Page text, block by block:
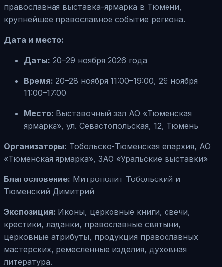
православная выставка-ярмарка в Тюмени,
крупнейшее православное событие региона.
Дата и место:
Даты: 20–29 ноября 2026 года
Время: 20–28 ноября 11:00–19:00, 29 ноября
11:00–17:00
Место: Выставочный зал АО «Тюменская
ярмарка», ул. Севастопольская, 12, Тюмень
Организаторы: Тобольско-Тюменская епархия, АО
«Тюменская ярмарка», ЗАО «Уральские выставки»
Благословение: Митрополит Тобольский и
Тюменский Димитрий
Экспозиция: Иконы, церковные книги, свечи,
крестики, ладанки, православные святыни,
церковные атрибуты, продукция православных
мастерских, ремесленные изделия, духовная
литература.